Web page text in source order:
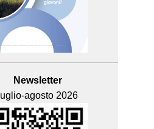
Newsletter
luglio-agosto 2026